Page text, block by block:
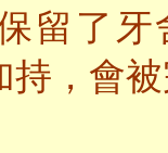
留了
持，會